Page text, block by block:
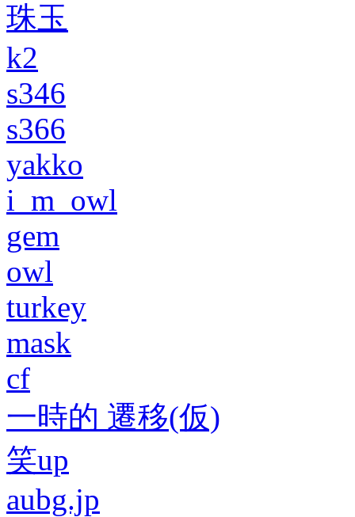
珠玉
k2
s346
s366
yakko
i_m_owl
gem
owl
turkey
mask
cf
一時的 遷移(仮)
笑up
aubg.jp